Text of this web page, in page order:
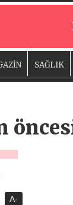
SAĞLIK
A-